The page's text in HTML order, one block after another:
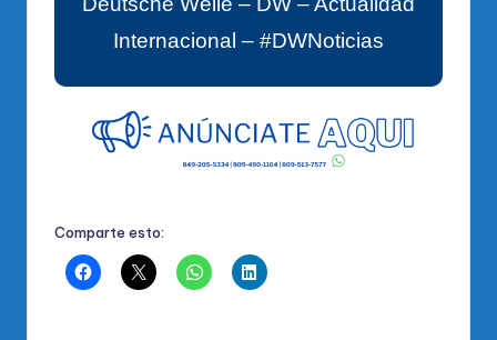
Internacional – #DWNoticias
Comparte esto: